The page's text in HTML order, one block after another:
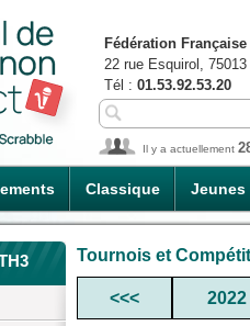
Classique Jeunes
Fédération
22 rue Esquirol,
Tél : 01.53.92.53.20
Il y a actuellement
Tournois et
<<< 2022